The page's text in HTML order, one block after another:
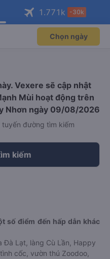
ngay!
viên độc
Mở app
máy bay qua
Mở app
1.771 k -30k
Chọn ngày
Vexere sẽ cập nhật
Mùi hoạt động trên
Nhơn ngày 09/08/2026
đường tìm kiếm
kiếm
số điểm đến hấp dẫn khác
Đà Lạt, làng Cù Lần, Happy
cốc, vườn thú Zoodoo,